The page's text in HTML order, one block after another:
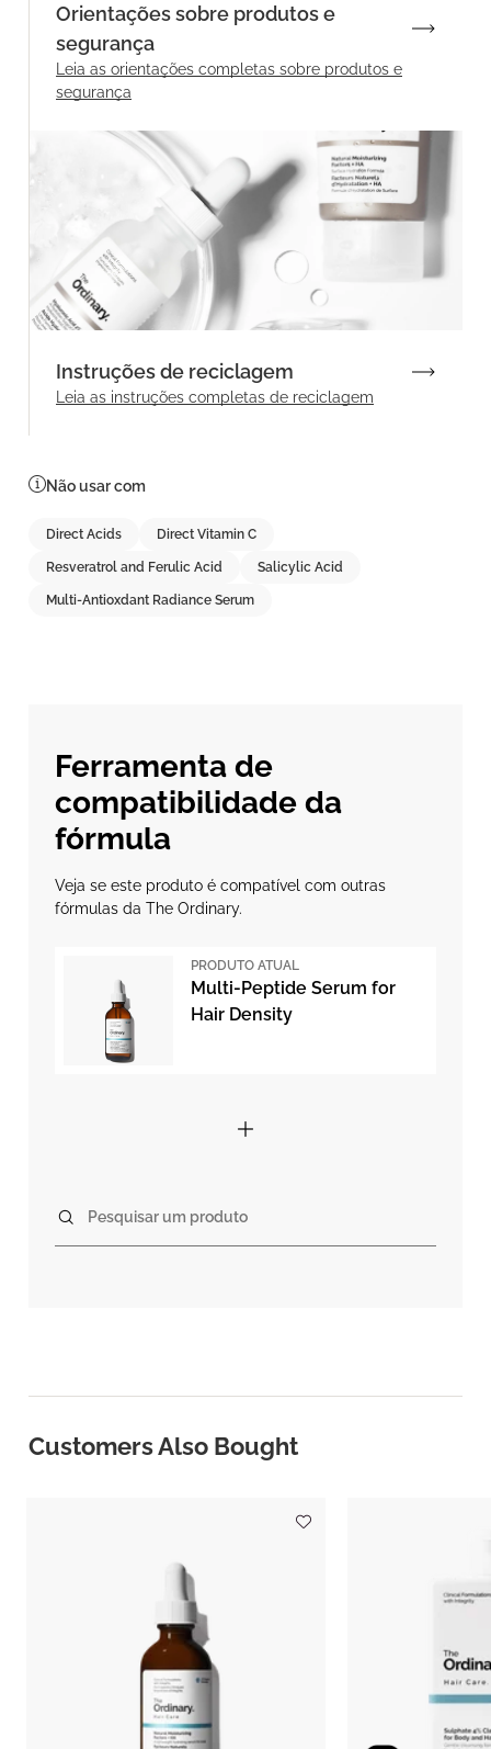
Orientações sobre produtos e
segurança
Leia as orientações completas sobre produtos e
segurança
Instruções de reciclagem
Leia as instruções completas de reciclagem
Não usar com
Direct Acids Direct Vitamin C
Resveratrol and Ferulic Acid Salicylic Acid
Multi-Antioxdant Radiance Serum
Ferramenta de
compatibilidade da
fórmula
Veja se este produto é compatível com outras
fórmulas da The Ordinary.
PRODUTO ATUAL
Multi-Peptide Serum for
Hair Density
Pesquisar um produto
Customers Also Bought